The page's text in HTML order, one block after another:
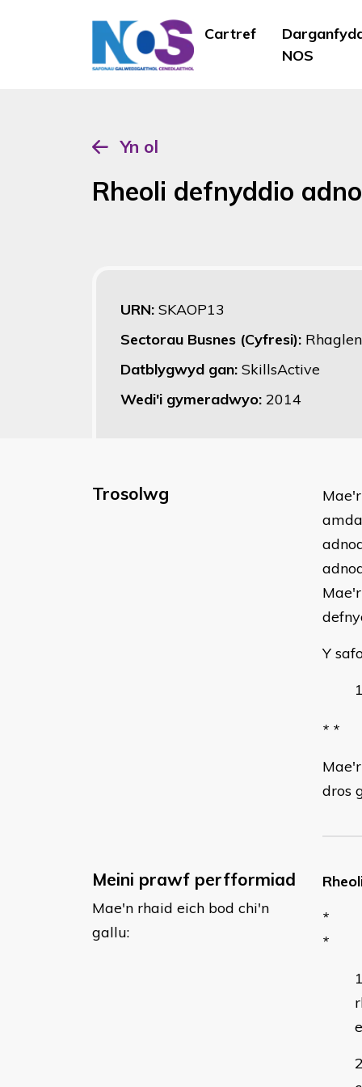
Cartref
NOS
Yn ol
Rheoli defnyddio
URN: SKAOP13
Sectorau Busnes (Cyfresi):
Datblygwyd gan: SkillsActive
Wedi'i gymeradwyo: 2014
Trosolwg
Y
* *
dros
Meini prawf perfformiad
Mae'n rhaid eich bod chi'n
gallu:
*
*